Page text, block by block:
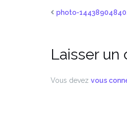
photo-
Laisser
Vous devez vous